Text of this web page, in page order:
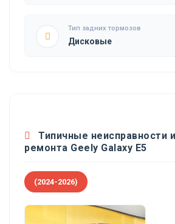
Тип задних тормозов
Дисковые
Типичные неисправности
ремонта Geely Galaxy E5
(2024-2026)